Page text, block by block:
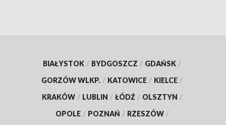
BIAŁYSTOK / BYDGOSZCZ / GDAŃSK /
GORZÓW WLKP. / KATOWICE / KIELCE /
KRAKÓW / LUBLIN / ŁÓDŹ / OLSZTYN /
OPOLE / POZNAŃ / RZESZÓW /